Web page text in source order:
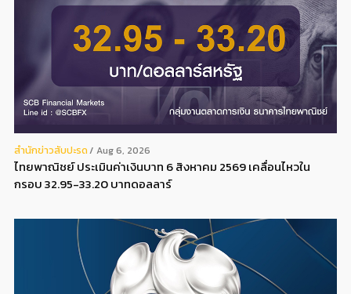
สํานักข่าวสับปะรด Aug 6, 2026
ไทยพาณิชย์ ประเมินค่าเงินบาท 6 สิงหาคม 2569 เคลื่อนไหวใน
กรอบ 32.95-33.20 บาทดอลลาร์